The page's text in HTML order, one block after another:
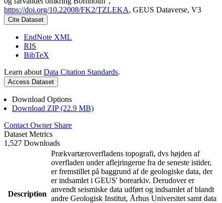
https://doi.org/10.22008/FK2/TZLEKA, GEUS Dataverse, V3
Cite Dataset
EndNote XML
RIS
BibTeX
Learn about Data Citation Standards.
Access Dataset
Download Options
Download ZIP (22.9 MB)
Contact Owner Share
Dataset Metrics
1,527 Downloads
Description
Prækvartæroverfladens topografi, dvs højden af
overfladen under aflejringerne fra de seneste istider,
er fremstillet på baggrund af de geologiske data, der
er indsamlet i GEUS' borearkiv. Derudover er
anvendt seismiske data udført og indsamlet af blandt
andre Geologisk Institut, Århus Universitet samt data